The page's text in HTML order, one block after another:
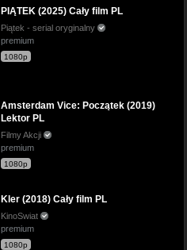
PIĄTEK (2025) Cały film PL
Piątek - serial oryginalny
premium
1080p
Amsterdam Vice: Początek (2019)
Lektor PL
Filmy Akcji
premium
1080p
Kler (2018) Cały film PL
KinoSwiat
premium
1080p